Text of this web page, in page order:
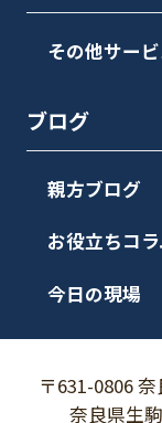
その他サー
ブログ
親方ブログ
お役立ちコ
今日の現場
〒631-0806
奈良県生